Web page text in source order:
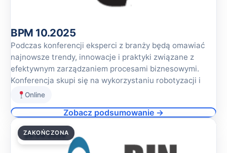
BPM 10.2025
Podczas konferencji eksperci z branży będą omawiać
najnowsze trendy, innowacje i praktyki związane z
efektywnym zarządzaniem procesami biznesowymi.
Konferencja skupi się na wykorzystaniu robotyzacji i
Online
Zobacz podsumowanie →
25.09.2025
ZAKOŃCZONA